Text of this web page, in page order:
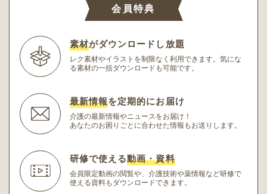
会員特典
素材がダウンロードし放題
レク素材やイラストを制限なく利用できます。 気にな
る素材の一括ダウンロードも可能です。
最新情報を定期的にお届け
介護の最新情報やニュースをお届け！
あなたのお困りごとに合わせた情報もお送りします。
研修で使える動画・資料
会員限定動画の閲覧や、介護技術や薬情報など研修で
使える資料もダウンロードできます。